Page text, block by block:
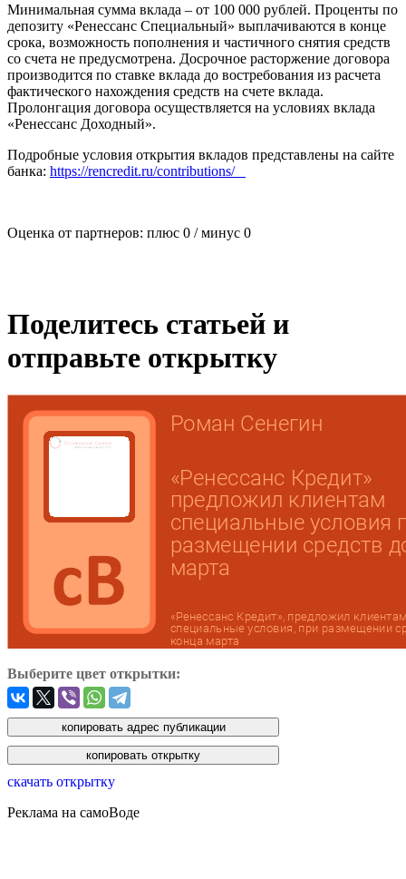
Минимальная сумма вклада – от 100 000 рублей. Проценты по
депозиту «Ренессанс Специальный» выплачиваются в конце
срока, возможность пополнения и частичного снятия средств
со счета не предусмотрена. Досрочное расторжение договора
производится по ставке вклада до востребования из расчета
фактического нахождения средств на счете вклада.
Пролонгация договора осуществляется на условиях вклада
«Ренессанс Доходный».​ ​
Подробные условия открытия вкладов представлены на сайте
банка​: https://rencredit.ru/contributions/
Оценка от партнеров: плюс 0 / минус 0
Поделитесь статьей и
отправьте открытку
Выберите цвет открытки:
скачать открытку
Реклама на самоВоде